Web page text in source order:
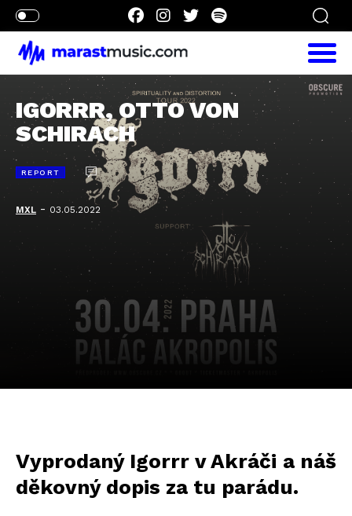
IGORRR, OTTO VON
SCHIRACH
REPORT
MXL - 03.05.2022
Vyprodaný Igorrr v Akráči a náš
děkovný dopis za tu parádu.